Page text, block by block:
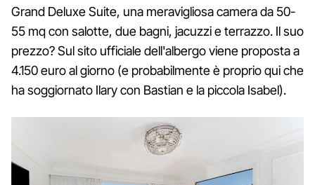
Grand Deluxe Suite, una meravigliosa camera da 50-
55 mq con salotte, due bagni, jacuzzi e terrazzo. Il suo
prezzo? Sul sito ufficiale dell'albergo viene proposta a
4.150 euro al giorno (e probabilmente è proprio qui che
ha soggiornato Ilary con Bastian e la piccola Isabel).